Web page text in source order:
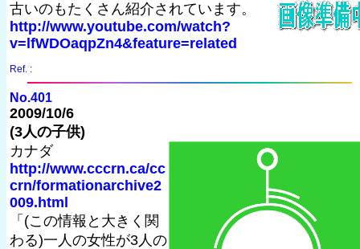
古いのもたくさん紹介されています。
http://www.youtube.com/watch?
v=lfWDOaqpZn4&feature=related
Ref. :
No.401
2009/10/6
(3人の子供)
カナダ
http://www.cccrn.ca/cc
crn/formationarchive2
009.html
「(この情報と大きく関
わる)一人の女性が3人の